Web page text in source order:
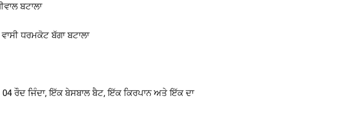
ਬਟਾਲਾ
ਧਰਮਕੋਟ ਬੱਗਾ ਬਟਾਲਾ
ਰੌਦ ਜਿੰਦਾ, ਇੱਕ ਬੇਸਬਾਲ ਬੈਟ, ਇੱਕ ਕਿਰਪਾਨ ਅਤੇ ਇੱਕ ਦਾ